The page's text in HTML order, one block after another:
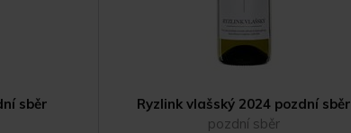
sběr
Ryzlink vlašský 2024 pozdní sběr
pozdní sběr